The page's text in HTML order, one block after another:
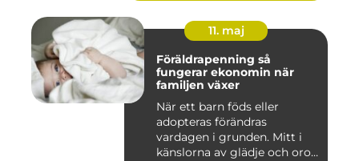
11. maj
Föräldrapenning så
fungerar ekonomin när
familjen växer
När ett barn föds eller
adopteras förändras
vardagen i grunden. Mitt i
känslorna av glädje och oro